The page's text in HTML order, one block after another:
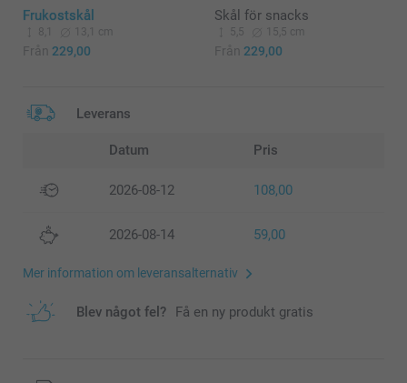
Frukostskål
8,1 13,1 cm
Från 229,00
Skål för snacks
5,5 15,5 cm
Från 229,00
Leverans
Datum Pris
2026-08-12 108,00
2026-08-14 59,00
Mer information om leveransalternativ
Blev något fel? Få en ny produkt gratis